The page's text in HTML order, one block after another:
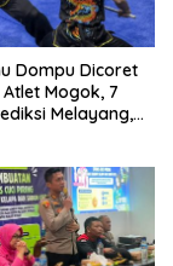
Dompu Dicoret
Mogok, 7
Melayang,